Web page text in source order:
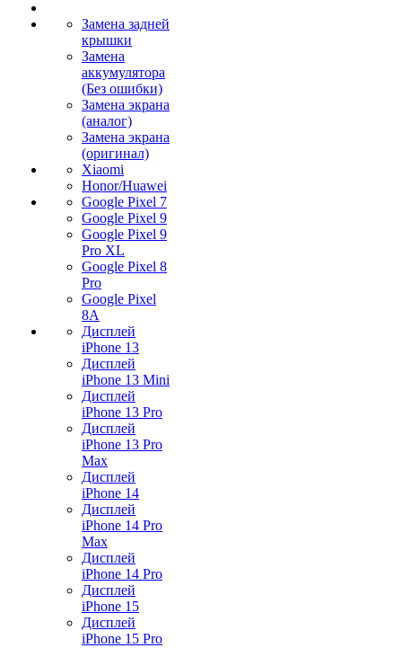
Замена задней
крышки
Замена
аккумулятора
(Без ошибки)
Замена экрана
(аналог)
Замена экрана
(оригинал)
Xiaomi
Honor/Huawei
Google Pixel 7
Google Pixel 9
Google Pixel 9
Pro XL
Google Pixel 8
Pro
Google Pixel
8A
Дисплей
iPhone 13
Дисплей
iPhone 13 Mini
Дисплей
iPhone 13 Pro
Дисплей
iPhone 13 Pro
Max
Дисплей
iPhone 14
Дисплей
iPhone 14 Pro
Max
Дисплей
iPhone 14 Pro
Дисплей
iPhone 15
Дисплей
iPhone 15 Pro